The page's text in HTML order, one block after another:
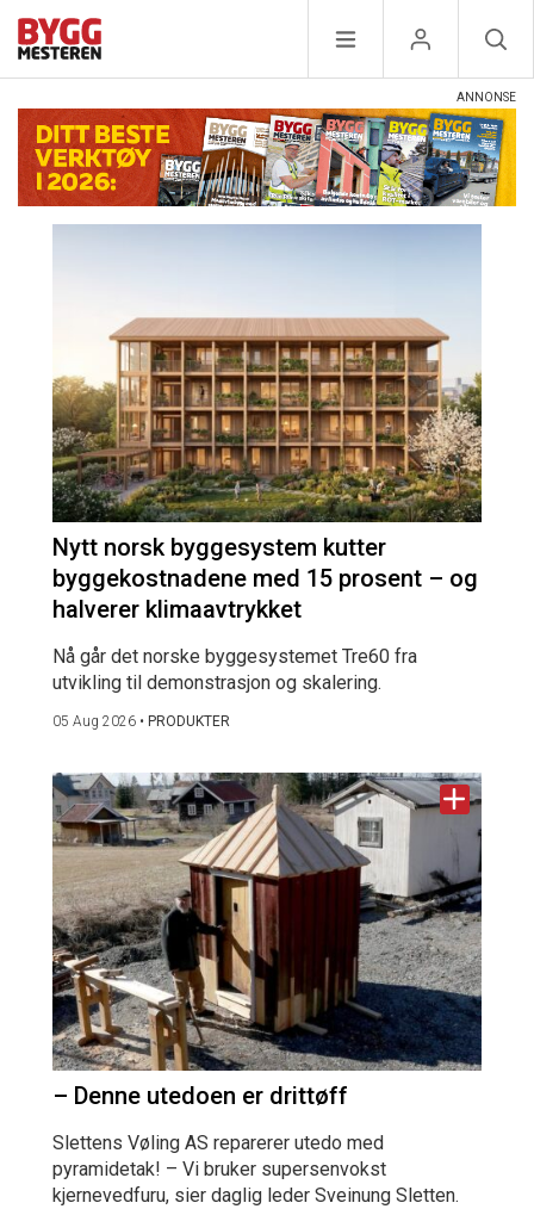
Nytt norsk byggesystem kutter
byggekostnadene med 15 prosent – og
halverer klimaavtrykket
Nå går det norske byggesystemet Tre60 fra
utvikling til demonstrasjon og skalering.
05 Aug 2026 • PRODUKTER
– Denne utedoen er drittøff
Slettens Vøling AS reparerer utedo med
pyramidetak! – Vi bruker supersenvokst
kjernevedfuru, sier daglig leder Sveinung Sletten.